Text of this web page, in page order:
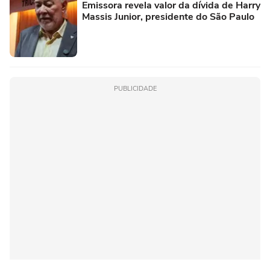
Emissora revela valor da dívida de Harry
Massis Junior, presidente do São Paulo
PUBLICIDADE